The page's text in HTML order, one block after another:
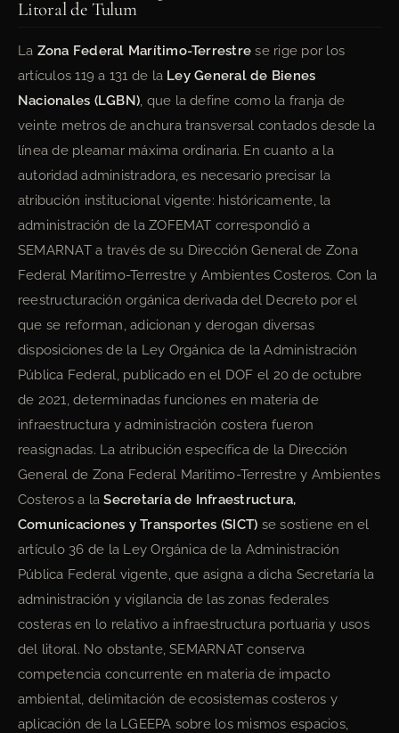
Litoral de Tulum
La Zona Federal Marítimo-Terrestre se rige por los
artículos 119 a 131 de la Ley General de Bienes
Nacionales (LGBN), que la define como la franja de
veinte metros de anchura transversal contados desde la
línea de pleamar máxima ordinaria. En cuanto a la
autoridad administradora, es necesario precisar la
atribución institucional vigente: históricamente, la
administración de la ZOFEMAT correspondió a
SEMARNAT a través de su Dirección General de Zona
Federal Marítimo-Terrestre y Ambientes Costeros. Con la
reestructuración orgánica derivada del Decreto por el
que se reforman, adicionan y derogan diversas
disposiciones de la Ley Orgánica de la Administración
Pública Federal, publicado en el DOF el 20 de octubre
de 2021, determinadas funciones en materia de
infraestructura y administración costera fueron
reasignadas. La atribución específica de la Dirección
General de Zona Federal Marítimo-Terrestre y Ambientes
Costeros a laSecretaría de Infraestructura,
Comunicaciones y Transportes (SICT) se sostiene en el
artículo 36 de la Ley Orgánica de la Administración
Pública Federal vigente, que asigna a dicha Secretaría la
administración y vigilancia de las zonas federales
costeras en lo relativo a infraestructura portuaria y usos
del litoral. No obstante, SEMARNAT conserva
competencia concurrente en materia de impacto
ambiental, delimitación de ecosistemas costeros y
aplicación de la LGEEPA sobre los mismos espacios,